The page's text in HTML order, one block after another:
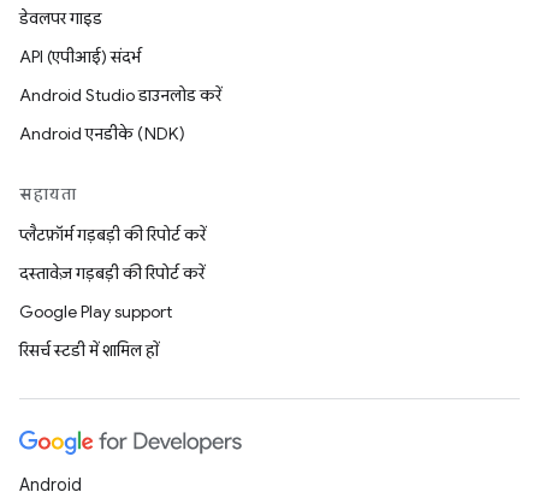
डेवलपर गाइड
API (एपीआई) संदर्भ
Android Studio डाउनलोड करें
Android एनडीके (NDK)
सहायता
प्लैटफ़ॉर्म गड़बड़ी की रिपोर्ट करें
दस्तावेज़ गड़बड़ी की रिपोर्ट करें
Google Play support
रिसर्च स्टडी में शामिल हों
Android